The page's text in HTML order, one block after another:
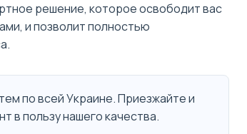
решение, которое освободит вас
и позволит полностью
по всей Украине. Приезжайте и
в пользу нашего качества.